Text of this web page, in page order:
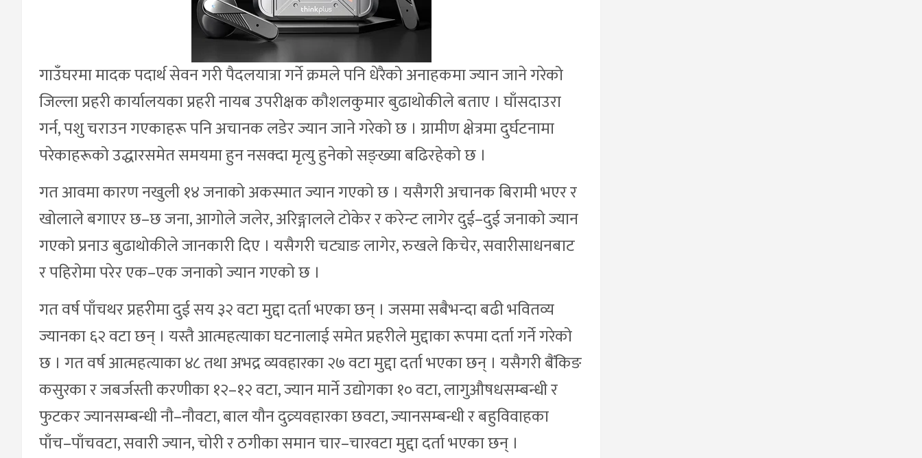
गाउँघरमा मादक पदार्थ सेवन गरी पैदलयात्रा गर्ने क्रमले पनि धेरैको अनाहकमा ज्यान जाने गरेको
जिल्ला प्रहरी कार्यालयका प्रहरी नायब उपरीक्षक कौशलकुमार बुढाथोकीले बताए । घाँसदाउरा
गर्न, पशु चराउन गएकाहरू पनि अचानक लडेर ज्यान जाने गरेको छ । ग्रामीण क्षेत्रमा दुर्घटनामा
परेकाहरूको उद्धारसमेत समयमा हुन नसक्दा मृत्यु हुनेको सङ्ख्या बढिरहेको छ ।
गत आवमा कारण नखुली १४ जनाको अकस्मात ज्यान गएको छ । यसैगरी अचानक बिरामी भएर र
खोलाले बगाएर छ–छ जना, आगोले जलेर, अरिङ्गालले टोकेर र करेन्ट लागेर दुई–दुई जनाको ज्यान
गएको प्रनाउ बुढाथोकीले जानकारी दिए । यसैगरी चट्याङ लागेर, रुखले किचेर, सवारीसाधनबाट
र पहिरोमा परेर एक–एक जनाको ज्यान गएको छ ।
गत वर्ष पाँचथर प्रहरीमा दुई सय ३२ वटा मुद्दा दर्ता भएका छन् । जसमा सबैभन्दा बढी भवितव्य
ज्यानका ६२ वटा छन् । यस्तै आत्महत्याका घटनालाई समेत प्रहरीले मुद्दाका रूपमा दर्ता गर्ने गरेको
छ । गत वर्ष आत्महत्याका ४८ तथा अभद्र व्यवहारका २७ वटा मुद्दा दर्ता भएका छन् । यसैगरी बैंकिङ
कसुरका र जबर्जस्ती करणीका १२–१२ वटा, ज्यान मार्ने उद्योगका १० वटा, लागुऔषधसम्बन्धी र
फुटकर ज्यानसम्बन्धी नौ–नौवटा, बाल यौन दुव्र्यवहारका छवटा, ज्यानसम्बन्धी र बहुविवाहका
पाँच–पाँचवटा, सवारी ज्यान, चोरी र ठगीका समान चार–चारवटा मुद्दा दर्ता भएका छन् ।